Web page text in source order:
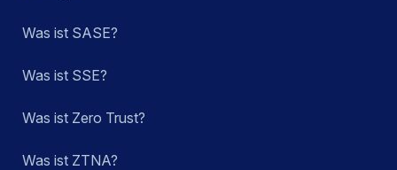
Was ist SASE?
Was ist SSE?
Was ist Zero Trust?
Was ist ZTNA?